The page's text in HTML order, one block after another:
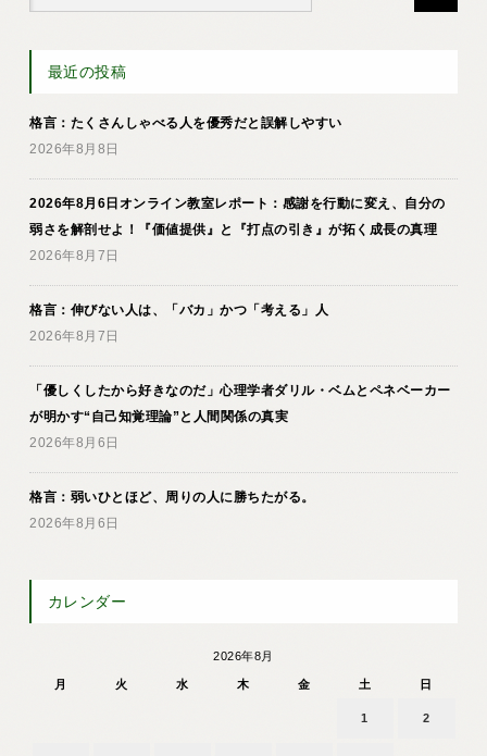
最近の投稿
格言：たくさんしゃべる人を優秀だと誤解しやすい
2026年8月8日
2026年8月6日オンライン教室レポート：感謝を行動に変え、自分の
弱さを解剖せよ！『価値提供』と『打点の引き』が拓く成長の真理
2026年8月7日
格言：伸びない人は、「バカ」かつ「考える」人
2026年8月7日
「優しくしたから好きなのだ」心理学者ダリル・ベムとペネベーカー
が明かす“自己知覚理論”と人間関係の真実
2026年8月6日
格言：弱いひとほど、周りの人に勝ちたがる。
2026年8月6日
カレンダー
2026年8月
月 火 水 木 金 土 日
1 2